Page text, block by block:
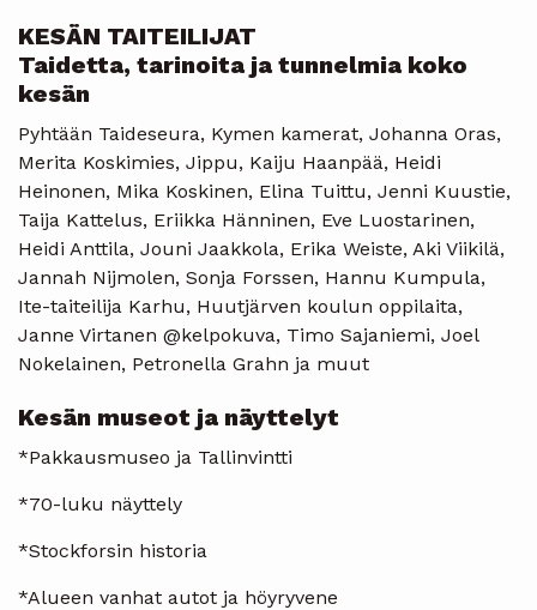
KESÄN TAITEILIJAT
Taidetta, tarinoita ja tunnelmia koko
kesän
Pyhtään Taideseura, Kymen kamerat, Johanna Oras,
Merita Koskimies, Jippu, Kaiju Haanpää, Heidi
Heinonen, Mika Koskinen, Elina Tuittu, Jenni Kuustie,
Taija Kattelus, Eriikka Hänninen, Eve Luostarinen,
Heidi Anttila, Jouni Jaakkola, Erika Weiste, Aki Viikilä,
Jannah Nijmolen, Sonja Forssen, Hannu Kumpula,
Ite-taiteilija Karhu, Huutjärven koulun oppilaita,
Janne Virtanen @kelpokuva, Timo Sajaniemi, Joel
Nokelainen, Petronella Grahn ja muut
Kesän museot ja näyttelyt
*Pakkausmuseo ja Tallinvintti
*70-luku näyttely
*Stockforsin historia
*Alueen vanhat autot ja höyryvene